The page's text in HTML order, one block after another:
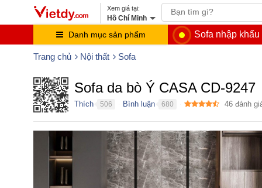
Hồ Chí Minh
Danh mục sản phẩm Sofa nhập khẩu
Trang chủ Nội thất Sofa
Sofa da bò Ý CASA CD-9247
Thích 506 Bình luận 680 46 đánh